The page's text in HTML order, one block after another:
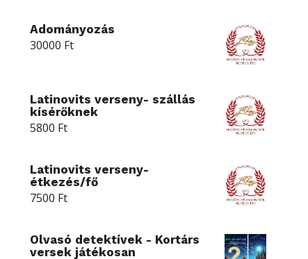
Adományozás
30000 Ft
Latinovits verseny- szállás
kísérőknek
5800 Ft
Latinovits verseny-
étkezés/fő
7500 Ft
Olvasó detektívek - Kortárs
versek játékosan